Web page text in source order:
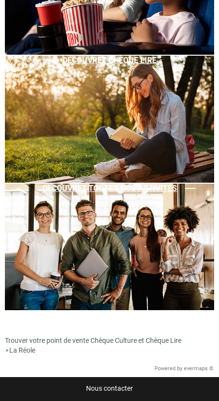
DÉCOUVREZ CHÈQUE LIRE
DÉCOUVREZ TOUTES NOS ACTIVITÉS
Trouver votre point de vente Chèque Culture et Chèque Lire
> La Réole
Powered by evermaps ©
Nous contacter